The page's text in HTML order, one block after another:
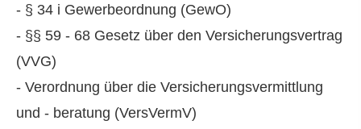
- § 34 i Gewerbeordnung (GewO)
- §§ 59 - 68 Gesetz über den Versicherungsvertrag
(VVG)
- Verordnung über die Versicherungsvermittlung
und - beratung (VersVermV)